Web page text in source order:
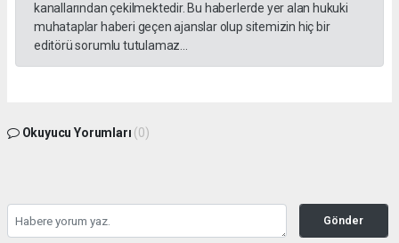
kanallarından çekilmektedir. Bu haberlerde yer alan hukuki
muhataplar haberi geçen ajanslar olup sitemizin hiç bir
editörü sorumlu tutulamaz...
Okuyucu Yorumları (0)
Gönder